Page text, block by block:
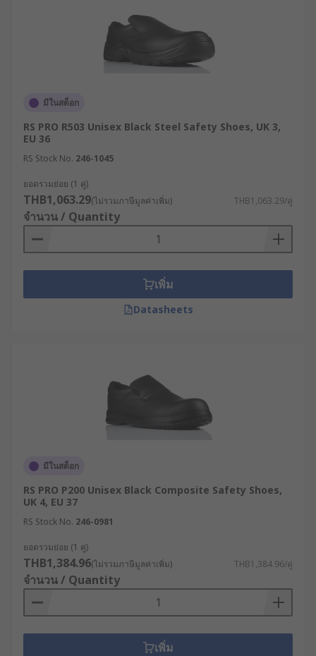
และพื้นที่ที่มีของเหลว
การป้องกันสารเคมีและของเหลว : รองเท้าเซฟตี้
บางประเภทมีคุณสมบัติทนต่อน้ำมัน เชื้อเพลิง
จำกัด ซึ่งช่วยลดการเสื่อมสภาพของวัสดุและเพิ่ม
อุตสาหกรรมเฉพาะทาง
คุณสมบัติพิเศษอื่น ๆ : อาจรวมถึงการป้องกัน
เท้า, คุณสมบัติกันน้ำ หรือโครงสร้างที่มีน้ำหนัก
เบา เพื่อเพิ่มความสบายเมื่อต้องสวมใส่เป็นเวลา
นาน
รูปแบบรองเท้าเซฟตี้ที่มีให้
เลือก
รองเท้าเซฟตี้มีหลายรูปแบบตามลักษณะงาน เช่น
รองเท้าเซฟตี้หัวเหล็ก และหัวคอมโพสิต สำหรับ
งานที่มีความเสี่ยงจากแรงกระแทก
รองเท้าเซฟตี้แบบน้ำหนักเบา หรือทรงสปอร์ต
มาตรฐานความปลอดภัยของ
รองเท้าเซฟตี้
รองเท้าเซฟตี้ควรได้รับการรับรองตามมาตรฐานสากล
ที่เป็นที่ยอมรับ เช่น EN ISO 20345 ซึ่งเป็นข้อกำหนด
ขั้นต่ำสำหรับรองเท้านิรภัย ทั้งในเรื่องการป้องกันส่วน
หัวรองเท้า การกันลื่น และความทนทาน การเลือกชื้อ
รองเท้าที่ได้มาตรฐานเหล่านี้ จะช่วยให้มั่นใจได้ว่า
มีในสต็อก
RS PRO R503 Unisex Black Steel Safety Shoes, UK 3,
EU 36
RS Stock No. 246-1045
ยอดรวมย่อย (1 คู่)
THB1,063.29(ไม่รวมภาษีมูลค่าเพิ่ม) THB1,063.29/คู่
จำนวน / Quantity
เพิ่ม
Datasheets
มีในสต็อก
RS PRO P200 Unisex Black Composite Safety Shoes,
UK 4, EU 37
RS Stock No. 246-0981
ยอดรวมย่อย (1 คู่)
THB1,384.96(ไม่รวมภาษีมูลค่าเพิ่ม) THB1,384.96/คู่
จำนวน / Quantity
เพิ่ม